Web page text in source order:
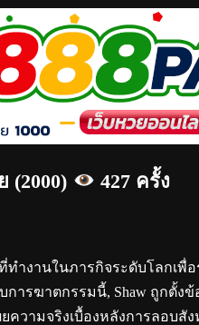
(2000) 427 ครั้ง
ที่ทำงานในภารกิจระดับโลก
ารฆาตกรรมนี้, Shaw ถูกตั้ง
ความจริงเบื้องหลังการลอ